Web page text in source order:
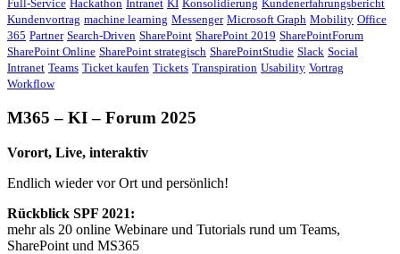
Full-Service Hackathon Intranet KI Konsolidierung Kundenerfahrungsbericht
Kundenvortrag machine learning Messenger Microsoft Graph Mobility Office
365 Partner Search-Driven SharePoint SharePoint 2019 SharePointForum
SharePoint Online SharePoint strategisch SharePointStudie Slack Social
Intranet Teams Ticket kaufen Tickets Transpiration Usability Vortrag
Workflow
M365 – KI – Forum 2025
Vorort, Live, interaktiv
Endlich wieder vor Ort und persönlich!
Rückblick SPF 2021:
mehr als 20 online Webinare und Tutorials rund um Teams,
SharePoint und MS365